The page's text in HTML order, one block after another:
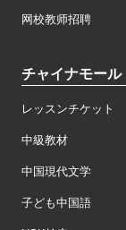
网校教师招聘
チャイナモール
レッスンチケット
中級教材
中国現代文学
子ども中国語